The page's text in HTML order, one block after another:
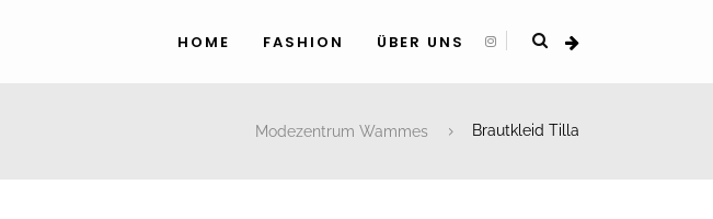
HOME FASHION ÜBER UNS
Modezentrum Wammes Brautkleid Tilla